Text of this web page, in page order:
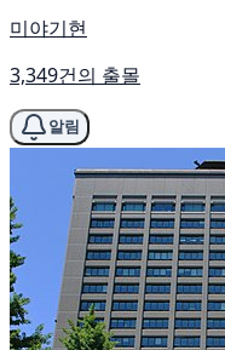
미야기현
3,349건의 출몰
알림